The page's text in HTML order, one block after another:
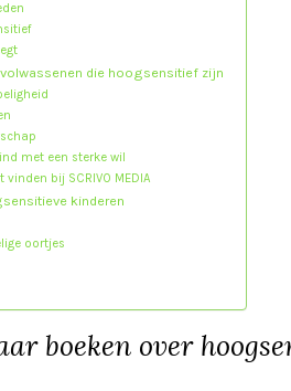
die hoogsensitief zijn
met een sterke wil
bij SCRIVO MEDIA
kinderen
oortjes
boeken over